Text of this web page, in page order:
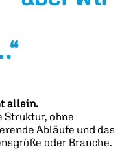
allein.
Struktur, ohne
Abläufe und das
oder Branche.